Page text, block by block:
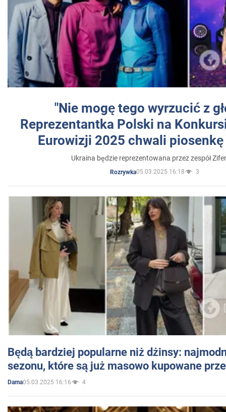
"Nie mogę tego wyrzucić z
Reprezentantka Polski na
Eurowizji 2025 chwali
Ukraina będzie reprezentowana przez zespół
Rozrywka05.03.2025 16:18 3
Będą bardziej popularne niż dżinsy:
sezonu, które są już masowo kupowane
Dama05.03.2025 16:16 4